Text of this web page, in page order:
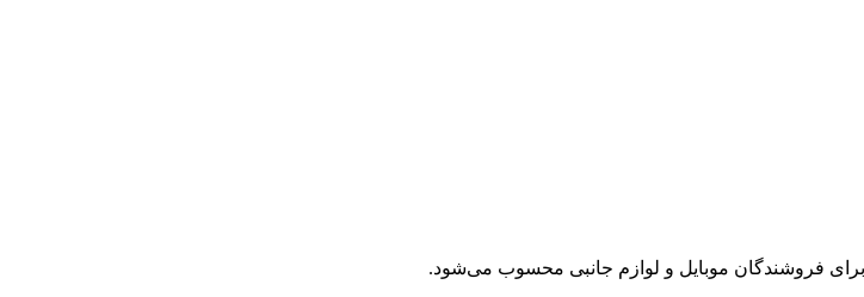
فروشندگان موبایل و لوازم جانبی محسوب می‌شود.